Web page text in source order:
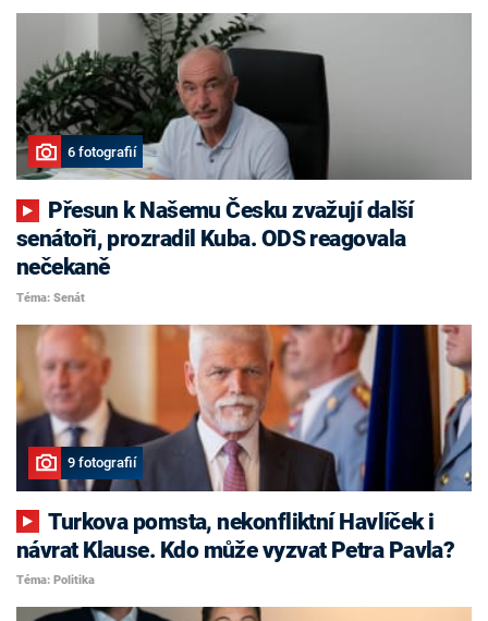
6 fotografií
senátoři, prozradil Kuba. ODS reagovala
nečekaně
Téma: Senát
9 fotografií
Turkova pomsta, nekonfliktní Havlíček i
návrat Klause. Kdo může vyzvat Petra Pavla?
Téma: Politika